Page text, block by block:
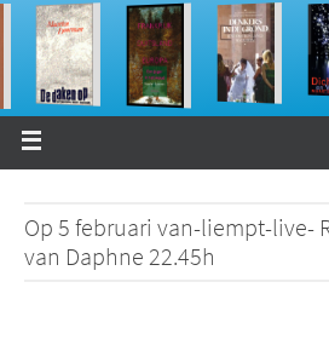
Op 5 februari van-liempt-live-
van Daphne 22.45h